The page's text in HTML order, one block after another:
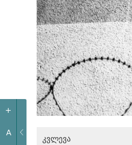
+
A
კვლევა